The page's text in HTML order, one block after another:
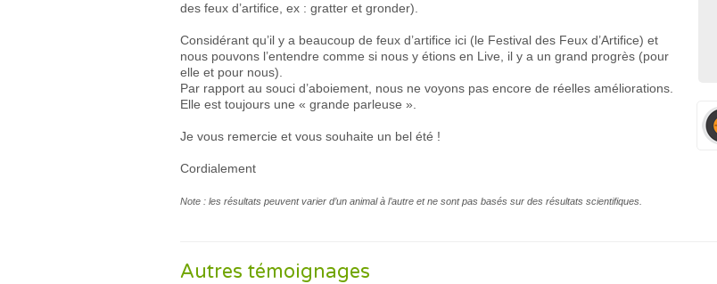
des feux d’artifice, ex : gratter et gronder).
Considérant qu’il y a beaucoup de feux d’artifice ici (le Festival des Feux d’Artifice) et
nous pouvons l’entendre comme si nous y étions en Live, il y a un grand progrès (pour
elle et pour nous).
Par rapport au souci d’aboiement, nous ne voyons pas encore de réelles améliorations.
Elle est toujours une « grande parleuse ».
Je vous remercie et vous souhaite un bel été !
Cordialement
Note : les résultats peuvent varier d’un animal à l’autre et ne sont pas basés sur des résultats scientifiques.
Autres témoignages